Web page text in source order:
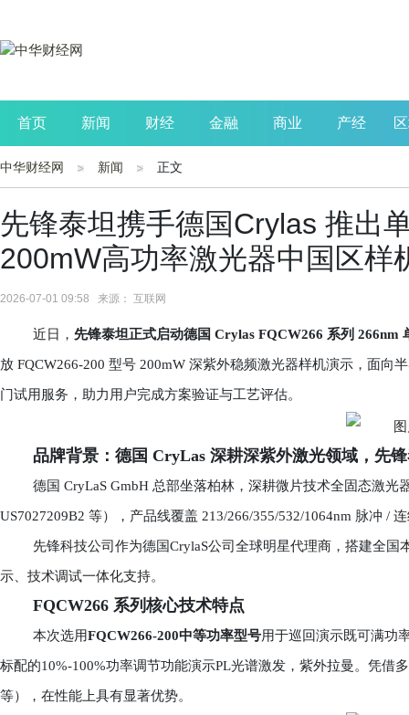
首页 新闻 财经 金融 商业 产经
公司 生活 读书
中华财经网 新闻 正文
先锋泰坦携手德国Crylas 推出
200mW高功率激光器中国区样
2026-07-01 09:58 来源： 互联网
近日， 先锋泰坦正式启动德国 Crylas FQCW266 系列 266nm
放 FQCW266-200 型号 200mW 深紫外稳频激光器样机演示，面
门试用服务，助力用户完成方案验证与工艺评估。
品牌背景：德国 CryLas 深耕深紫外激光领域，先
德国 CryLaS GmbH 总部坐落柏林，深耕微片技术全固态激光
US7027209B2 等），产品线覆盖 213/266/355/532/1064nm 脉冲 /
先锋科技公司作为德国CrylaS公司全球明星代理商，搭建全
示、技术调试一体化支持。
FQCW266 系列核心技术特点
本次选用FQCW266-200中等功率型号用于巡回演示既可满功
标配的10%-100%功率调节功能演示PL光谱激发，紫外拉曼。凭借
等），在性能上具有显著优势。